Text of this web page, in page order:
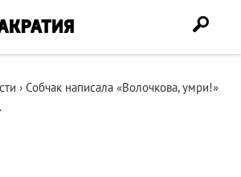
› Собчак написала «Волочкова, умри!»